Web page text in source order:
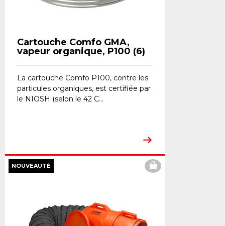
Cartouche Comfo GMA,
vapeur organique, P100 (6)
La cartouche Comfo P100, contre les
particules organiques, est certifiée par
le NIOSH (selon le 42 C...
NOUVEAUTÉ